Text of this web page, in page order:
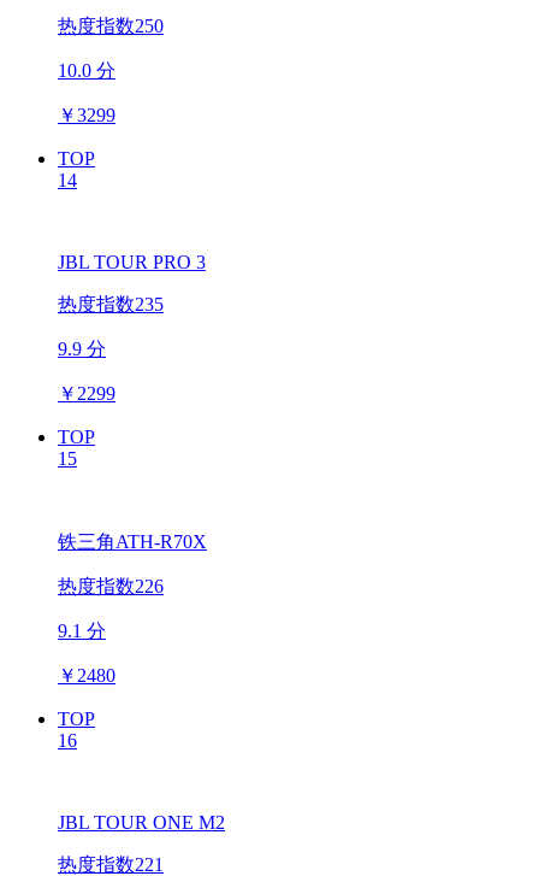
热度指数250
10.0 分
￥3299
TOP
14
JBL TOUR PRO 3
热度指数235
9.9 分
￥ 2299
TOP
15
铁三角ATH-R70X
热度指数226
9.1 分
￥ 2480
TOP
16
JBL TOUR ONE M2
热度指数221